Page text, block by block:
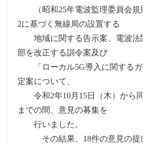
（昭和25年電波監理委員会規
2に基づく無線局の設置する
地域に関する告示案、電波法
部を改正する訓令案及び
「ローカル5G導入に関するガ
定案について、
令和2年10月15日（木）から同
までの間、意見の募集を
行いました。
その結果、18件の意見の提